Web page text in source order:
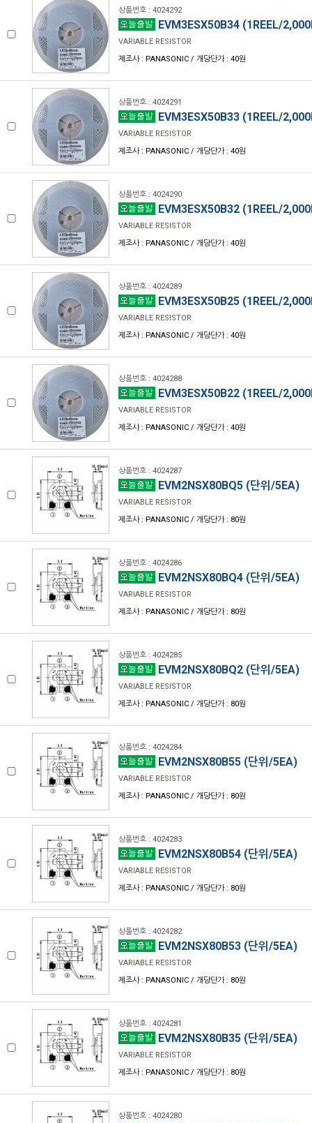
상품번호 : 4024292
EVM3ESX50B34 (1REEL/
VARIABLE RESISTOR
제조사 : PANASONIC / 개당단가 : 40원
상품번호 : 4024291
EVM3ESX50B33 (1REEL/
VARIABLE RESISTOR
제조사 : PANASONIC / 개당단가 : 40원
상품번호 : 4024290
EVM3ESX50B32 (1REEL/
VARIABLE RESISTOR
제조사 : PANASONIC / 개당단가 : 40원
상품번호 : 4024289
EVM3ESX50B25 (1REEL/
VARIABLE RESISTOR
제조사 : PANASONIC / 개당단가 : 40원
상품번호 : 4024288
EVM3ESX50B22 (1REEL/
VARIABLE RESISTOR
제조사 : PANASONIC / 개당단가 : 40원
상품번호 : 4024287
EVM2NSX80BQ5 (단위/5EA)
VARIABLE RESISTOR
제조사 : PANASONIC / 개당단가 : 80원
상품번호 : 4024286
EVM2NSX80BQ4 (단위/5EA)
VARIABLE RESISTOR
제조사 : PANASONIC / 개당단가 : 80원
상품번호 : 4024285
EVM2NSX80BQ2 (단위/5EA)
VARIABLE RESISTOR
제조사 : PANASONIC / 개당단가 : 80원
상품번호 : 4024284
EVM2NSX80B55 (단위/5EA)
VARIABLE RESISTOR
제조사 : PANASONIC / 개당단가 : 80원
상품번호 : 4024283
EVM2NSX80B54 (단위/5EA)
VARIABLE RESISTOR
제조사 : PANASONIC / 개당단가 : 80원
상품번호 : 4024282
EVM2NSX80B53 (단위/5EA)
VARIABLE RESISTOR
제조사 : PANASONIC / 개당단가 : 80원
상품번호 : 4024281
EVM2NSX80B35 (단위/5EA)
VARIABLE RESISTOR
제조사 : PANASONIC / 개당단가 : 80원
상품번호 : 4024280